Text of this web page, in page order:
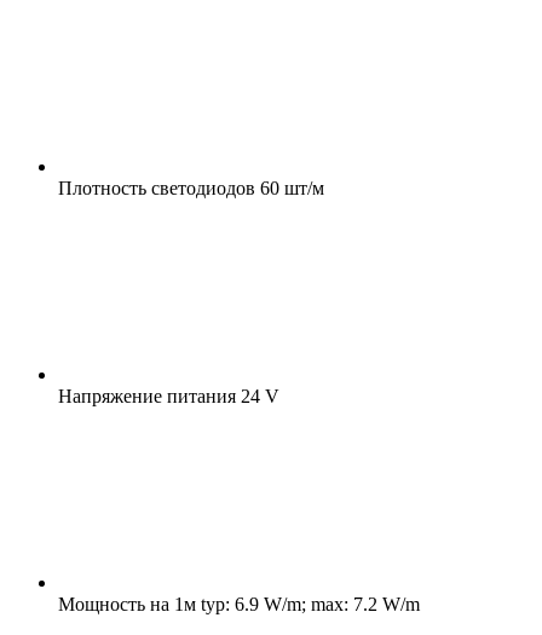
Плотность светодиодов 60 шт/м
Напряжение питания 24 V
Мощность на 1м typ: 6.9 W/m; max: 7.2 W/m